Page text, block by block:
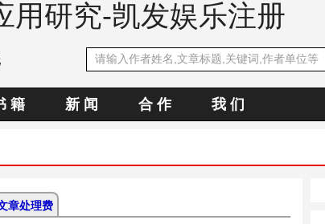
用研究-凯发娱乐注册
籍 新 闻 合 作 我 们
章处理费